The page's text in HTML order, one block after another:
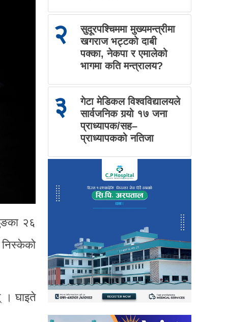
२६
निस्केको
। घाइते
२
सुदूरपश्चिममा मुख्यमन्त्रीमा
खगराज भट्टको दाबी
पक्का, नेकपा र एमालेको
भागमा कति मन्त्रालय?
३
गेटा मेडिकल विश्वविद्यालयले
सार्वजनिक गर्‍यो १७ जना
प्राध्यापक/सह–
प्राध्यापकको नतिजा